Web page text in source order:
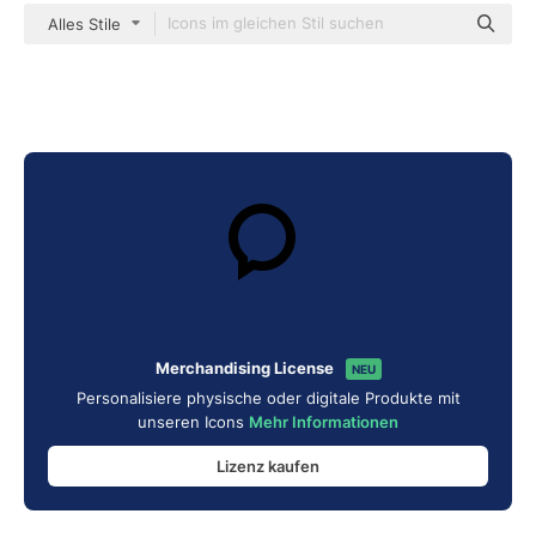
Alles Stile
Merchandising License NEU
Personalisiere physische oder digitale Produkte mit
unseren Icons Mehr Informationen
Lizenz kaufen